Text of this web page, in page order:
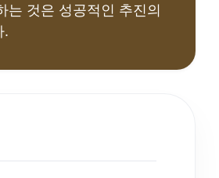
는 것은 성공적인 추진의
.